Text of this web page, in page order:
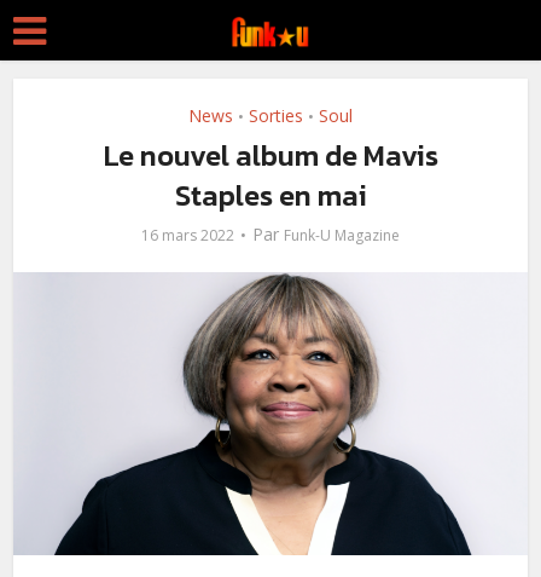
News • Sorties • Soul
Le nouvel album de Mavis
Staples en mai
16 mars 2022 Par Funk-U Magazine